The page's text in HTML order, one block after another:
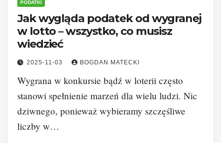
PODATKI
Jak wygląda podatek od wygranej
w lotto – wszystko, co musisz
wiedzieć
2025-11-03 BOGDAN MATECKI
Wygrana w konkursie bądź w loterii często
stanowi spełnienie marzeń dla wielu ludzi. Nic
dziwnego, ponieważ wybieramy szczęśliwe
liczby w…